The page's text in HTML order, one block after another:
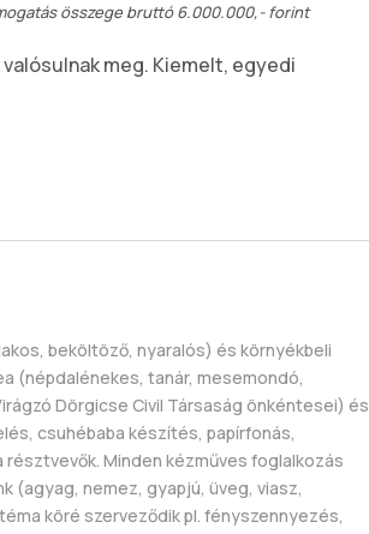
összege bruttó 6.000.000,- forint
meg. Kiemelt, egyedi
beköltöző, nyaralós) és környékbeli
(népdalénekes, tanár, mesemondó,
Dörgicse Civil Társaság önkéntesei) és
csuhébaba készítés, papírfonás,
Minden kézműves foglalkozás
(agyag, nemez, gyapjú, üveg, viasz,
köré szerveződik pl. fényszennyezés,